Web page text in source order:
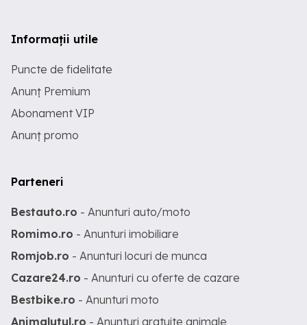
Informații utile
Puncte de fidelitate
Anunț Premium
Abonament VIP
Anunț promo
Parteneri
Bestauto.ro - Anunturi auto/moto
Romimo.ro - Anunturi imobiliare
Romjob.ro - Anunturi locuri de munca
Cazare24.ro - Anunturi cu oferte de cazare
Bestbike.ro - Anunturi moto
Animalutul.ro - Anunturi gratuite animale